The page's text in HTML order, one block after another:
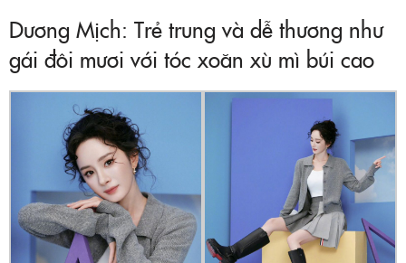
Dương Mịch: Trẻ trung và dễ thương như
gái đôi mươi với tóc xoăn xù mì búi cao